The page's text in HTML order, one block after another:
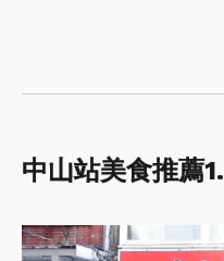
中山站美食推薦1.